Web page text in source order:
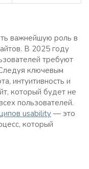
важнейшую роль в
В 2025 году
требуют
ключевым
интуитивность и
который будет не
пользователей.
usability — это
который